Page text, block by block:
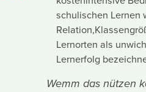
schulischen Lernen
Lernorten als
Lernerfolg
Wemm das nützen